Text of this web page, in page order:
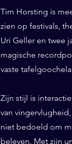
Tim Horsting is
zien op festivals,
Uri Geller en twee
magische
vaste
Zijn stijl is
van
niet bedoeld om
beleven. Met zijn